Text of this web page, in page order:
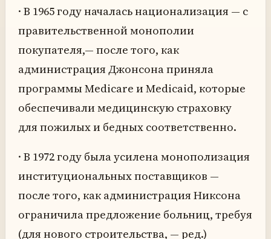
· В 1965 году началась национализация — с
правительственной монополии
покупателя,— после того, как
администрация Джонсона приняла
программы Medicare и Medicaid, которые
обеспечивали медицинскую страховку
для пожилых и бедных соответственно.
· В 1972 году была усилена монополизация
институциональных поставщиков —
после того, как администрация Никсона
ограничила предложение больниц, требуя
(для нового строительства, — ред.)